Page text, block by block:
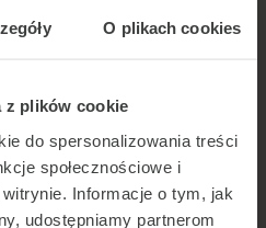
O plikach cookies
z plików cookie
do spersonalizowania treści
społecznościowe i
Informacje o tym, jak
udostępniamy partnerom
w 15
Nowa recepta lub
leków bez wizyty osobiście.